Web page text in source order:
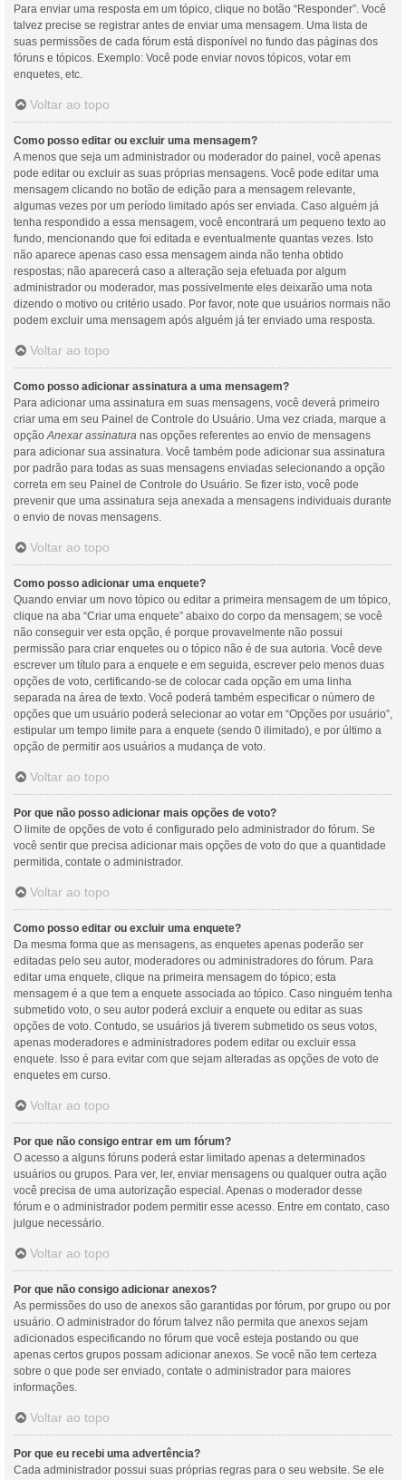
Para enviar uma resposta em um tópico, clique no botão “Responder”. Você
talvez precise se registrar antes de enviar uma mensagem. Uma lista de
suas permissões de cada fórum está disponível no fundo das páginas dos
fóruns e tópicos. Exemplo: Você pode enviar novos tópicos, votar em
enquetes, etc.
Voltar ao topo
Como posso editar ou excluir uma mensagem?
A menos que seja um administrador ou moderador do painel, você apenas
pode editar ou excluir as suas próprias mensagens. Você pode editar uma
mensagem clicando no botão de edição para a mensagem relevante,
algumas vezes por um período limitado após ser enviada. Caso alguém já
tenha respondido a essa mensagem, você encontrará um pequeno texto ao
fundo, mencionando que foi editada e eventualmente quantas vezes. Isto
não aparece apenas caso essa mensagem ainda não tenha obtido
respostas; não aparecerá caso a alteração seja efetuada por algum
administrador ou moderador, mas possivelmente eles deixarão uma nota
dizendo o motivo ou critério usado. Por favor, note que usuários normais não
podem excluir uma mensagem após alguém já ter enviado uma resposta.
Voltar ao topo
Como posso adicionar assinatura a uma mensagem?
Para adicionar uma assinatura em suas mensagens, você deverá primeiro
criar uma em seu Painel de Controle do Usuário. Uma vez criada, marque a
opçãoAnexar assinatura nas opções referentes ao envio de mensagens
para adicionar sua assinatura. Você também pode adicionar sua assinatura
por padrão para todas as suas mensagens enviadas selecionando a opção
correta em seu Painel de Controle do Usuário. Se fizer isto, você pode
prevenir que uma assinatura seja anexada a mensagens individuais durante
o envio de novas mensagens.
Voltar ao topo
Como posso adicionar uma enquete?
Quando enviar um novo tópico ou editar a primeira mensagem de um tópico,
clique na aba “Criar uma enquete” abaixo do corpo da mensagem; se você
não conseguir ver esta opção, é porque provavelmente não possui
permissão para criar enquetes ou o tópico não é de sua autoria. Você deve
escrever um título para a enquete e em seguida, escrever pelo menos duas
opções de voto, certificando-se de colocar cada opção em uma linha
separada na área de texto. Você poderá também especificar o número de
opções que um usuário poderá selecionar ao votar em “Opções por usuário”,
estipular um tempo limite para a enquete (sendo 0 ilimitado), e por último a
opção de permitir aos usuários a mudança de voto.
Voltar ao topo
Por que não posso adicionar mais opções de voto?
O limite de opções de voto é configurado pelo administrador do fórum. Se
você sentir que precisa adicionar mais opções de voto do que a quantidade
permitida, contate o administrador.
Voltar ao topo
Como posso editar ou excluir uma enquete?
Da mesma forma que as mensagens, as enquetes apenas poderão ser
editadas pelo seu autor, moderadores ou administradores do fórum. Para
editar uma enquete, clique na primeira mensagem do tópico; esta
mensagem é a que tem a enquete associada ao tópico. Caso ninguém tenha
submetido voto, o seu autor poderá excluir a enquete ou editar as suas
opções de voto. Contudo, se usuários já tiverem submetido os seus votos,
apenas moderadores e administradores podem editar ou excluir essa
enquete. Isso é para evitar com que sejam alteradas as opções de voto de
enquetes em curso.
Voltar ao topo
Por que não consigo entrar em um fórum?
O acesso a alguns fóruns poderá estar limitado apenas a determinados
usuários ou grupos. Para ver, ler, enviar mensagens ou qualquer outra ação
você precisa de uma autorização especial. Apenas o moderador desse
fórum e o administrador podem permitir esse acesso. Entre em contato, caso
julgue necessário.
Voltar ao topo
Por que não consigo adicionar anexos?
As permissões do uso de anexos são garantidas por fórum, por grupo ou por
usuário. O administrador do fórum talvez não permita que anexos sejam
adicionados especificando no fórum que você esteja postando ou que
apenas certos grupos possam adicionar anexos. Se você não tem certeza
sobre o que pode ser enviado, contate o administrador para maiores
informações.
Voltar ao topo
Por que eu recebi uma advertência?
Cada administrador possui suas próprias regras para o seu website. Se ele